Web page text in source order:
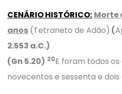
CENÁRIO HISTÓRICO: Morte
anos (Tetraneto de Adão) (
2.553 a.C.)
(Gn 5.20) 20E foram todos
novecentos e sessenta e